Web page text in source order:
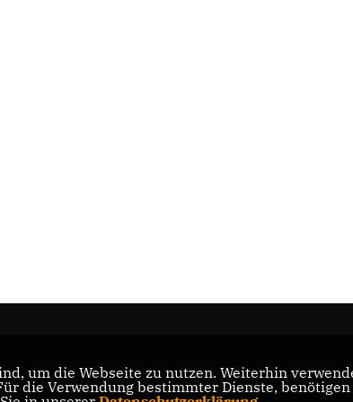
CDU Nordrhein-Westfalen
um die Webseite zu nutzen. Weiterhin
die Verwendung bestimmter Dienste,